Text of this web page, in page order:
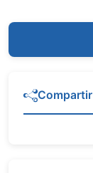
Compartir